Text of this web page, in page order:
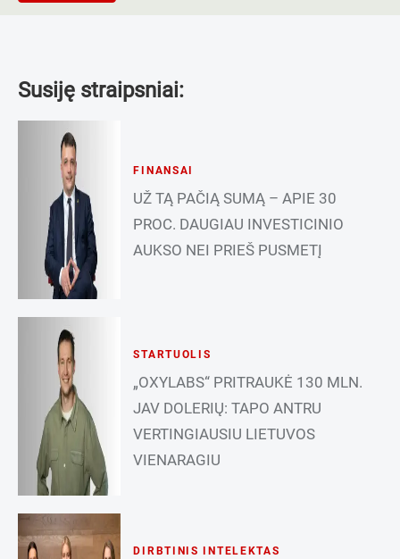
Susiję straipsniai:
FINANSAI
UŽ TĄ PAČIĄ SUMĄ – APIE 30
PROC. DAUGIAU INVESTICINIO
AUKSO NEI PRIEŠ PUSMETĮ
STARTUOLIS
„OXYLABS“ PRITRAUKĖ 130 MLN.
JAV DOLERIŲ: TAPO ANTRU
VERTINGIAUSIU LIETUVOS
VIENARAGIU
DIRBTINIS INTELEKTAS